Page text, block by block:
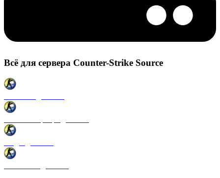
Всё для сервера Counter-Strike Source